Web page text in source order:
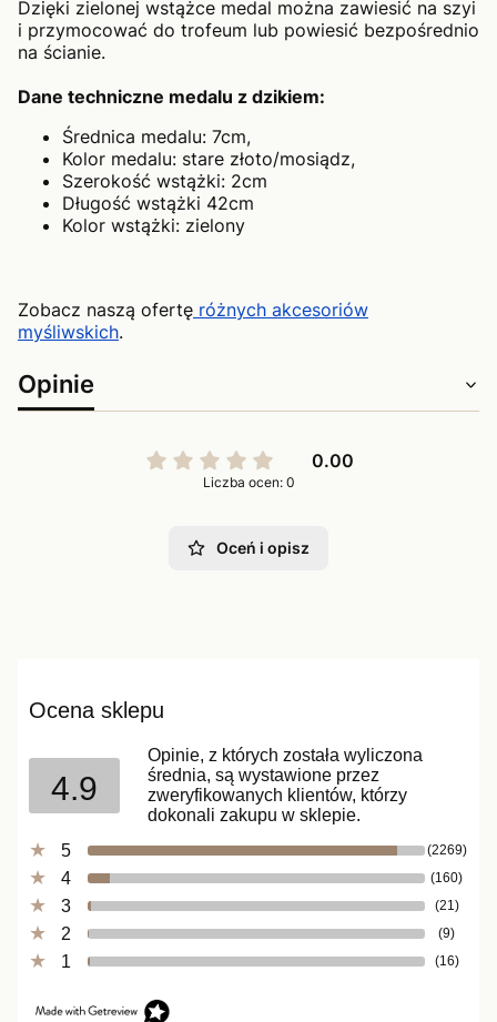
Dzięki zielonej wstążce medal można zawiesić na szyi
i przymocować do trofeum lub powiesić bezpośrednio
na ścianie.
Dane techniczne medalu z dzikiem:
Średnica medalu: 7cm,
Kolor medalu: stare złoto/mosiądz,
Szerokość wstążki: 2cm
Długość wstążki 42cm
Kolor wstążki: zielony
Zobacz naszą ofertę różnych akcesoriów
myśliwskich.
Opinie
0.00
Liczba ocen: 0
Oceń i opisz
Ocena sklepu
4.9
Opinie, z których została wyliczona
średnia, są wystawione przez
zweryfikowanych klientów, którzy
dokonali zakupu w sklepie.
5
(2269)
4 (160)
3 (21)
2 (9)
1 (16)